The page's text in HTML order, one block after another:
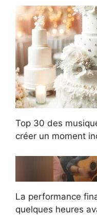
Top 30 des
créer un moment
La performance
quelques heures